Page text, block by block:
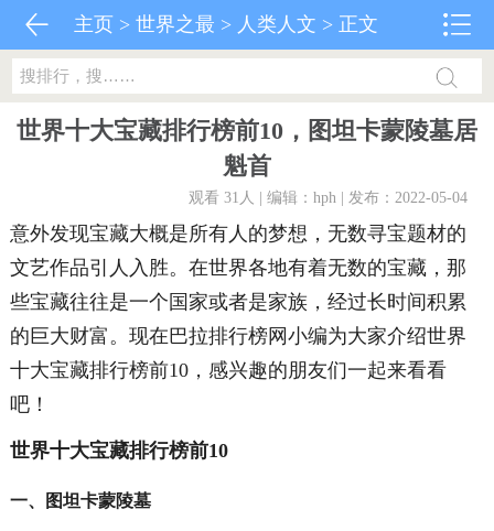
主页 >世界之最 > 人类人文 > 正文
世界十大宝藏排行榜前10，图坦卡蒙陵墓居
魁首
观看 31 人 | 编辑：hph | 发布：2022-05-04
意外发现宝藏大概是所有人的梦想，无数寻宝题材的
文艺作品引人入胜。在世界各地有着无数的宝藏，那
些宝藏往往是一个国家或者是家族，经过长时间积累
的巨大财富。现在巴拉排行榜网小编为大家介绍世界
十大宝藏排行榜前10，感兴趣的朋友们一起来看看
吧！
世界十大宝藏排行榜前10
一、图坦卡蒙陵墓